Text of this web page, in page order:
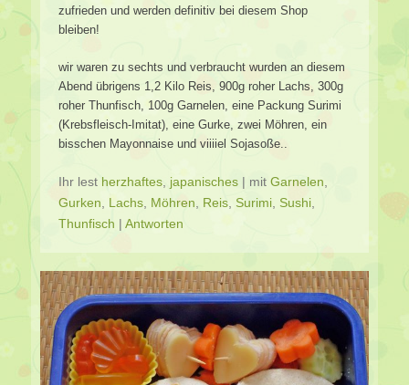
zufrieden und werden definitiv bei diesem Shop
bleiben!
wir waren zu sechts und verbraucht wurden an diesem
Abend übrigens 1,2 Kilo Reis, 900g roher Lachs, 300g
roher Thunfisch, 100g Garnelen, eine Packung Surimi
(Krebsfleisch-Imitat), eine Gurke, zwei Möhren, ein
bisschen Mayonnaise und viiiiel Sojasoße..
Ihr lest herzhaftes japanisches | mit Garnelen
Gurken
Lachs Möhren Reis Surimi Sushi
Thunfisch | Antworten